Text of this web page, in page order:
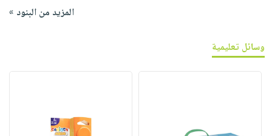
المزيد من البنود »
وسائل تعليمية